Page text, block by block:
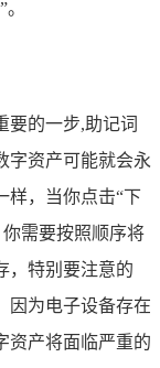
要的一步,助记词
字资产可能就会永
样，当你点击“下
需要按照顺序将
，特别要注意的
因为电子设备存在
资产将面临严重的